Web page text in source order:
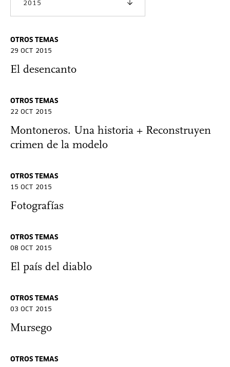
2015
OTROS TEMAS
29 OCT 2015
El desencanto
OTROS TEMAS
22 OCT 2015
Montoneros. Una historia + Reconstruyen
crimen de la modelo
OTROS TEMAS
15 OCT 2015
Fotografías
OTROS TEMAS
08 OCT 2015
El país del diablo
OTROS TEMAS
03 OCT 2015
Mursego
OTROS TEMAS